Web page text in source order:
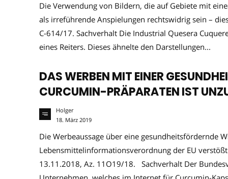
Die Verwendung von Bildern, die auf Gebiete mit
als irreführende Anspielungen rechtswidrig sein –
C-614/17. Sachverhalt Die Industrial Quesera
eines Reiters. Dieses ähnelte den Darstellungen...
DAS WERBEN MIT EINER
CURCUMIN-PRÄPARATEN IST
Holger
18. März 2019
Die Werbeaussage über eine gesundheitsfördernde
Lebensmittelinformationsverordnung der EU
13.11.2018, Az. 11O19/18. Sachverhalt Der